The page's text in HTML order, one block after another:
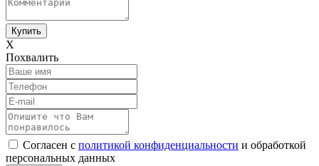
Х
Похвалить
Согласен с политикой конфиденциальности и обработкой
персональных данных